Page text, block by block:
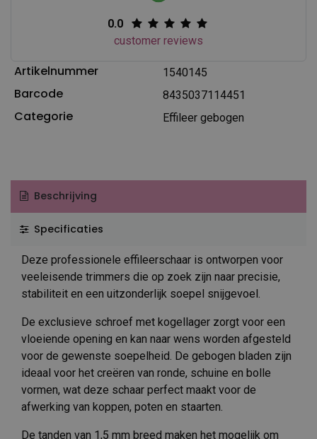
0.0
customer reviews
Artikelnummer 1540145
Barcode 8435037114451
Categorie Effileer gebogen
Beschrijving
Specificaties
Deze professionele effileerschaar is ontworpen voor
veeleisende trimmers die op zoek zijn naar precisie,
stabiliteit en een uitzonderlijk soepel snijgevoel.
De exclusieve schroef met kogellager zorgt voor een
vloeiende opening en kan naar wens worden afgesteld
voor de gewenste soepelheid. De gebogen bladen zijn
ideaal voor het creëren van ronde, schuine en bolle
vormen, wat deze schaar perfect maakt voor de
afwerking van koppen, poten en staarten.
De tanden van 1,5 mm breed maken het mogelijk om